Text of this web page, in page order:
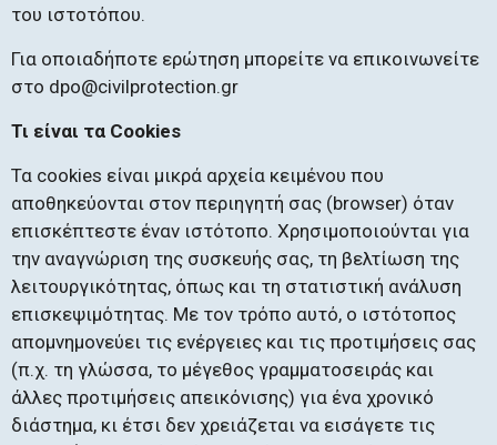
του ιστοτόπου.
Για οποιαδήποτε ερώτηση μπορείτε να επικοινωνείτε
στο dpo@civilprotection.gr
Τι είναι τα Cookies
Τα cookies είναι μικρά αρχεία κειμένου που
αποθηκεύονται στον περιηγητή σας (browser) όταν
επισκέπτεστε έναν ιστότοπο. Χρησιμοποιούνται για
την αναγνώριση της συσκευής σας, τη βελτίωση της
λειτουργικότητας, όπως και τη στατιστική ανάλυση
επισκεψιμότητας. Με τον τρόπο αυτό, ο ιστότοπος
απομνημονεύει τις ενέργειες και τις προτιμήσεις σας
(π.χ. τη γλώσσα, το μέγεθος γραμματοσειράς και
άλλες προτιμήσεις απεικόνισης) για ένα χρονικό
διάστημα, κι έτσι δεν χρειάζεται να εισάγετε τις